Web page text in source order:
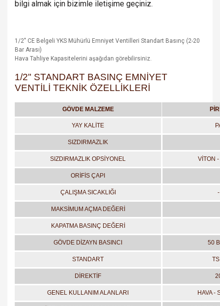
bilgi almak için bizimle iletişime geçiniz.
1/2" CE Belgeli YKS Mühürlü Emniyet Ventilleri Standart Basınç (2-20
Bar Arası)
Hava Tahliye Kapasitelerini aşağıdan görebilirsiniz.
1/2" STANDART BASINÇ EMNİYET
VENTİLİ TEKNİK ÖZELLİKLERİ
GÖVDE MALZEME
YAY KALİTE
SIZDIRMAZLIK
SIZDIRMAZLIK OPSİYONEL VİTON
ORİFİS ÇAPI
ÇALIŞMA SICAKLIĞI
MAKSİMUM AÇMA DEĞERİ
KAPATMA BASINÇ DEĞERİ
GÖVDE DİZAYN BASINCI 50
STANDART
DİREKTİF
GENEL KULLANIM ALANLARI HAVA -